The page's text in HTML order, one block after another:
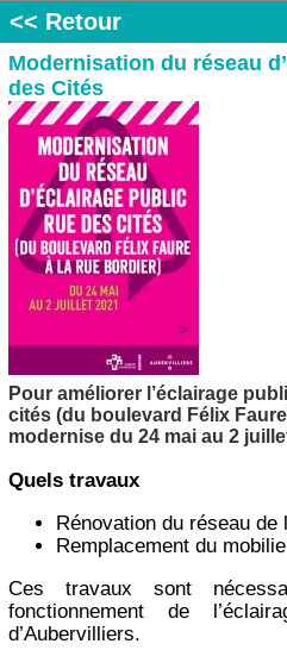
<< Retour
Modernisation du réseau
des Cités
Pour améliorer l’éclairage
cités (du boulevard Félix
modernise du 24 mai au 2
Quels travaux
Rénovation du réseau de
Remplacement du
Ces travaux sont
fonctionnement de
d’Aubervilliers.